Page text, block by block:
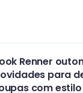
Renner
para
com estilo